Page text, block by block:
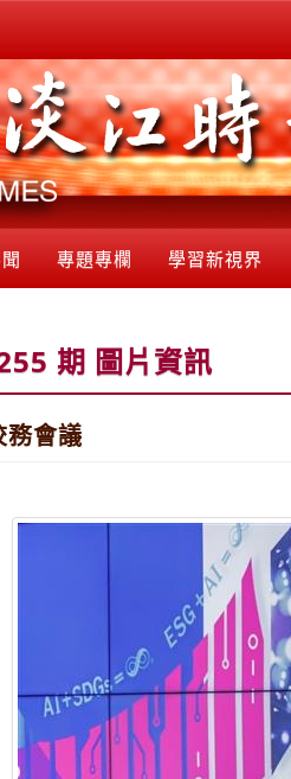
專題專欄 學習新視界
期 圖片資訊
務會議